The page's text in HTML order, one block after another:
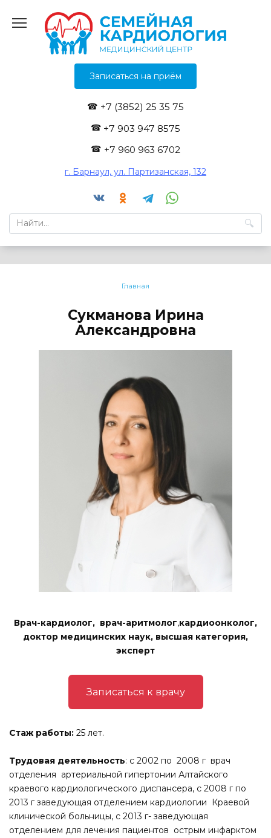
содержанию
Записаться на приём
+7 (3852) 25 35 75
+7 903 947 8575
+7 960 963 6702
г. Барнаул, ул. Партизанская, 132
Search
for:
Главная
Сукманова Ирина
Александровна
Врач-кардиолог, врач-аритмолог,кардиоонколог,
доктор медицинских наук, высшая категория,
эксперт
Записаться к врачу
Стаж работы: 25 лет.
Трудовая деятельность: с 2002 по 2008 г врач
отделения артериальной гипертонии Алтайского
краевого кардиологического диспансера, с 2008 г по
2013 г заведующая отделением кардиологии Краевой
клинической больницы, с 2013 г- заведующая
отделением для лечения пациентов острым инфарктом